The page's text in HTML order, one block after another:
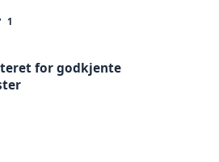
1
for godkjente